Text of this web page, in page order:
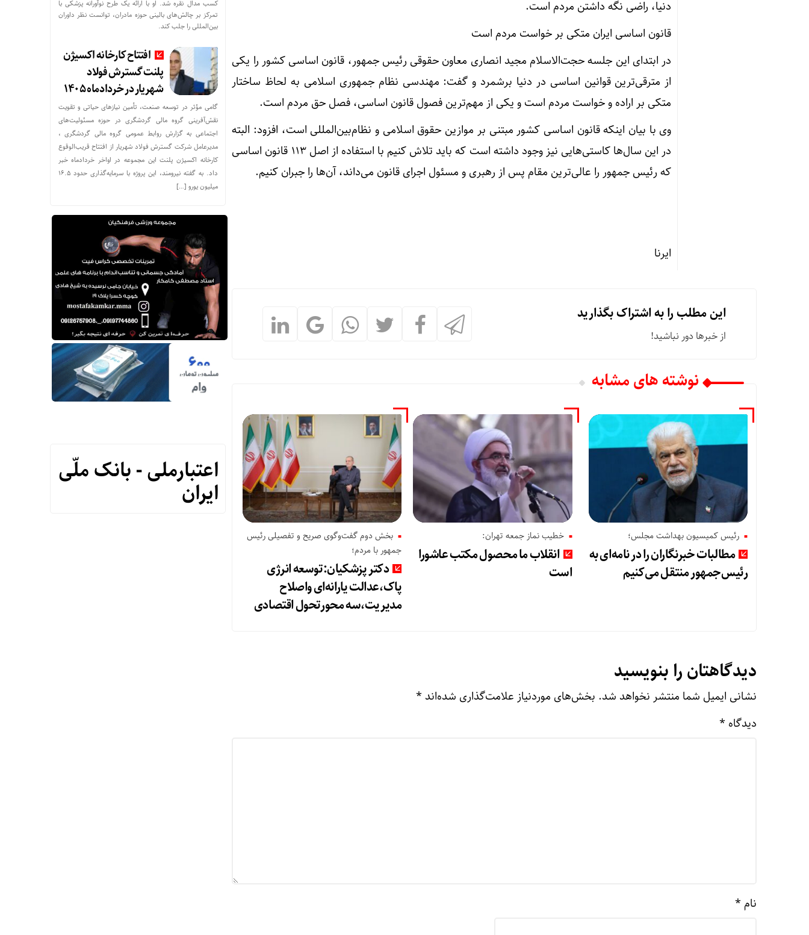
دنیا، راضی نگه داشتن مردم است.
قانون اساسی ایران متکی بر خواست مردم است
در ابتدای این جلسه حجت‌الاسلام مجید انصاری معاون حقوقی رئیس جمهور، قانون اساسی کشور را یکی
از مترقی‌ترین قوانین اساسی در دنیا برشمرد و گفت: مهندسی نظام جمهوری اسلامی به لحاظ ساختار
متکی بر اراده و خواست مردم است و یکی از مهم‌ترین فصول قانون اساسی، فصل حق مردم است.
وی با بیان اینکه قانون اساسی کشور مبتنی بر موازین حقوق اسلامی و نظام‌بین‌المللی است، افزود: البته
در این سال‌ها کاستی‌هایی نیز وجود داشته است که باید تلاش کنیم با استفاده از اصل ۱۱۳ قانون اساسی
که رئیس جمهور را عالی‌ترین مقام پس از رهبری و مسئول اجرای قانون می‌داند، آن‌ها را جبران کنیم.
ایرنا
این مطلب را به اشتراک بگذارید
از خبرها دور نباشید!
نوشته های مشابه
رئیس کمیسیون بهداشت مجلس؛
مطالبات خبرنگاران را در نامه‌ای به
رئیس‌جمهور منتقل می‌کنیم
خطیب نماز جمعه تهران:
انقلاب ما محصول مکتب عاشورا
است
بخش دوم گفت‌وگوی صریح و تفصیلی رئیس
جمهور با مردم؛
دکتر پزشکیان:توسعه انرژی
پاک،عدالت یارانه‌ای واصلاح
مدیریت،سه محورتحول اقتصادی
دیدگاهتان را بنویسید
نشانی ایمیل شما منتشر نخواهد شد. بخش‌های موردنیاز علامت‌گذاری شده‌اند *
دیدگاه *
نام *
کسب مدال نقره شد. او با ارائه یک طرح نوآورانه پزشکی با
تمرکز بر چالش‌های بالینی حوزه مادران، توانست نظر داوران
بین‌المللی را جلب کند.
افتتاح کارخانه اکسیژن
پلنت گسترش فولاد
شهریار در خردادماه ۱۴۰۵
گامی مؤثر در توسعه صنعت، تأمین نیازهای حیاتی و تقویت
نقش‌آفرینی گروه مالی گردشگری در حوزه مسئولیت‌های
اجتماعی به گزارش روابط عمومی گروه مالی گردشگری ،
مدیرعامل شرکت گسترش فولاد شهریار از افتتاح قریب‌الوقوع
کارخانه اکسیژن پلنت این مجموعه در اواخر خردادماه خبر
داد. به گفته نیرومند، این پروژه با سرمایه‌گذاری حدود ۱۶.۵
میلیون یورو […]
اعتبارملی - بانک ملّی
ایران